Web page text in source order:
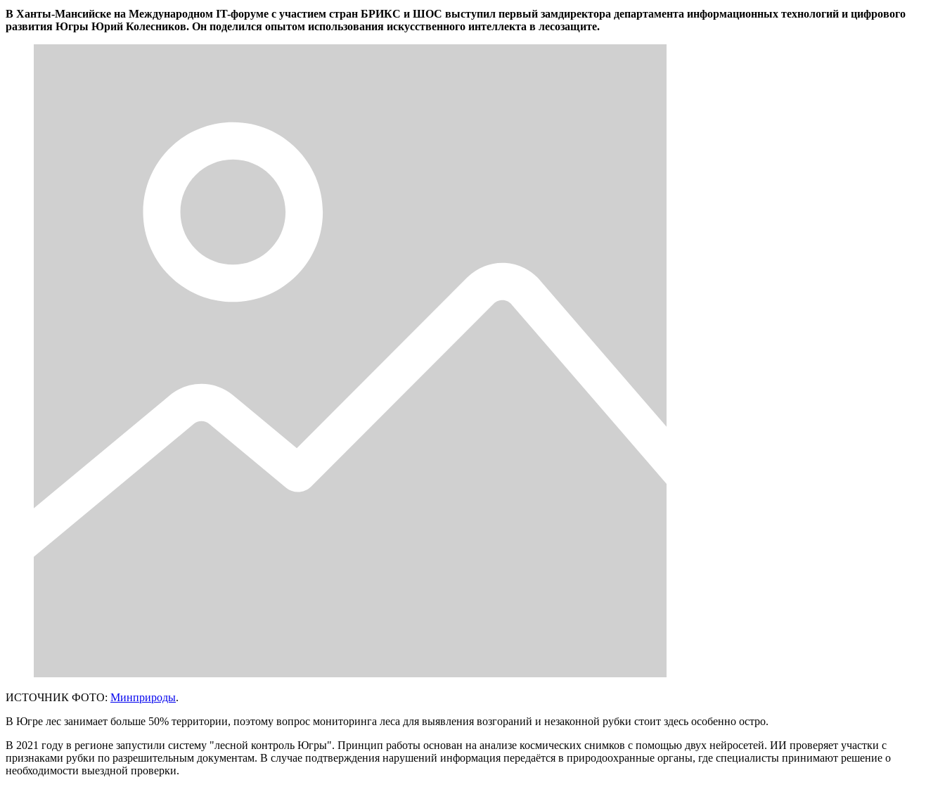
В Ханты-Мансийске на Международном IT-форуме с участием стран БРИКС и ШОС выступил первый замдиректора департамента информационных технологий и цифрового
развития Югры Юрий Колесников. Он поделился опытом использования искусственного интеллекта в лесозащите.
ИСТОЧНИК ФОТО: Минприроды.
В Югре лес занимает больше 50% территории, поэтому вопрос мониторинга леса для выявления возгораний и незаконной рубки стоит здесь особенно остро.
В 2021 году в регионе запустили систему "лесной контроль Югры". Принцип работы основан на анализе космических снимков с помощью двух нейросетей. ИИ проверяет участки с
признаками рубки по разрешительным документам. В случае подтверждения нарушений информация передаётся в природоохранные органы, где специалисты принимают решение о
необходимости выездной проверки.